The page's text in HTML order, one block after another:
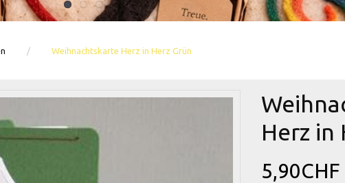
Weihnachtskarte Herz in Herz Grün
Herz in
5,90CHF